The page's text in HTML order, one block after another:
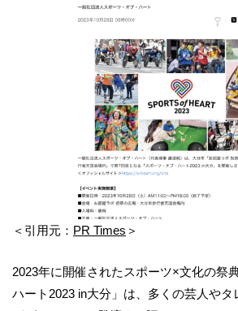
＜引用元： PR Times ＞
2023年に開催されたスポーツ×文化の祭
ハート2023 in大分」は、多くの芸人やタ